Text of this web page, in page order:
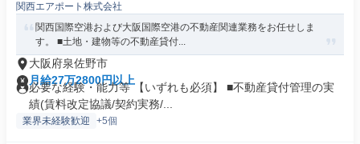
関西エアポート株式会社
関西国際空港および大阪国際空港の不動産関連業務をお任せしま
す。 ■土地・建物等の不動産貸付...
大阪府泉佐野市
月給27万2800円以上
必要な経験・能力等 【いずれも必須】 ■不動産貸付管理の実
績(賃料改定協議/契約実務/...
業界未経験歓迎 +5個